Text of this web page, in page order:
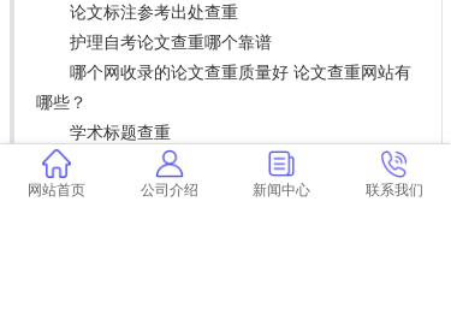
论文标注参考出处查重
护理自考论文查重哪个靠谱
哪个网收录的论文查重质量好 论文查重网站有
哪些？
学术标题查重
电大论文省里查重么
论文查重结果是真的吗怎么看 论文查重网站有
网站首页 公司介绍 新闻中心 联系我们